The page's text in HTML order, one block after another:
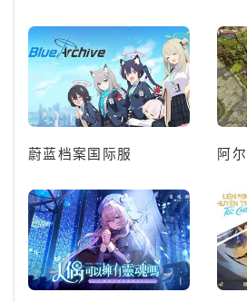
蔚蓝档案国际服 阿